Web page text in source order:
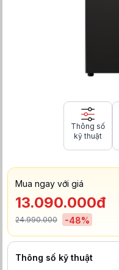
Thông số
kỹ thuật
Mua ngay với giá
13.090.000đ
24.990.000 -48%
Thông số kỹ thuật